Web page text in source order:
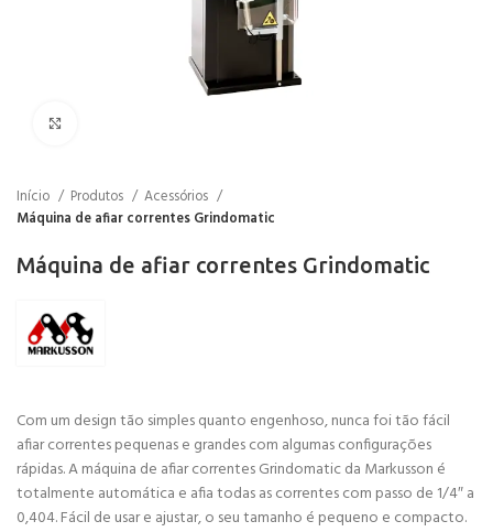
Início Produtos
Acessórios
Máquina de afiar correntes Grindomatic
Máquina de afiar correntes Grindomatic
Com um design tão simples quanto engenhoso, nunca foi tão fácil
afiar correntes pequenas e grandes com algumas configurações
rápidas. A máquina de afiar correntes Grindomatic da Markusson é
totalmente automática e afia todas as correntes com passo de 1/4″ a
0,404. Fácil de usar e ajustar, o seu tamanho é pequeno e compacto.